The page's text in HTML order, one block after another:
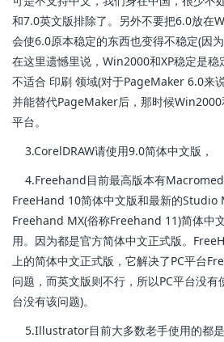
和7.0英文版排除了。另外不要把6.0放在
会使6.0原本稳定的东西也变得不稳定(因
在这里遗憾里说，Win2000和XP稳定是稳
不适合 印刷 领域(对于PageMaker 6.0来
并能替代PageMaker后，那时候Win2000
平台。
3.CorelDRAW请使用9.0简体中文版，
4.Freehand目前最高版本有
FreeHand 10简体中文版和最新的Studio
Freehand MX(俗称Freehand 11)简体中
用。因为都是官方简体中文正式版。
上的简体中文正式版，它解决了PC平台
问题，而英文版则不行，所以PC平台没
台没有该问题)。
5.Illustrator目前大多数老手使用的都